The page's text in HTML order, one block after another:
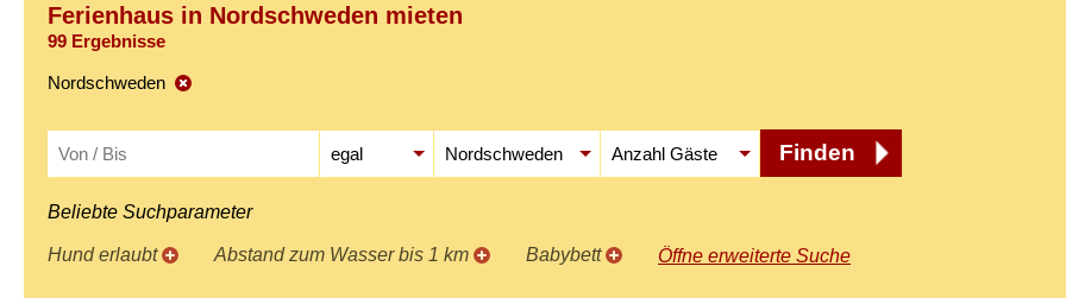
Ferienhaus in Nordschweden mieten
99 Ergebnisse
Nordschweden
Beliebte Suchparameter
Hund erlaubt Abstand zum Wasser bis 1 km Babybett Öffne erweiterte Suche